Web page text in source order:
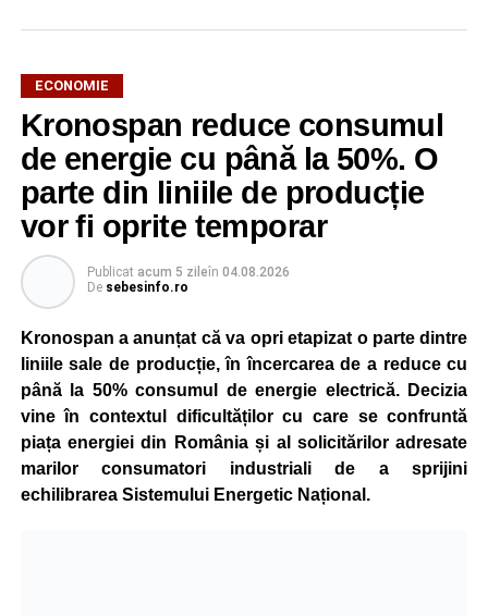
ECONOMIE
Kronospan reduce consumul
de energie cu până la 50%. O
parte din liniile de producție
vor fi oprite temporar
Publicat acum 5 zileîn 04.08.2026
De sebesinfo.ro
Kronospan a anunțat că va opri etapizat o parte dintre
liniile sale de producție, în încercarea de a reduce cu
până la 50% consumul de energie electrică. Decizia
vine în contextul dificultăților cu care se confruntă
piața energiei din România și al solicitărilor adresate
marilor consumatori industriali de a sprijini
echilibrarea Sistemului Energetic Național.